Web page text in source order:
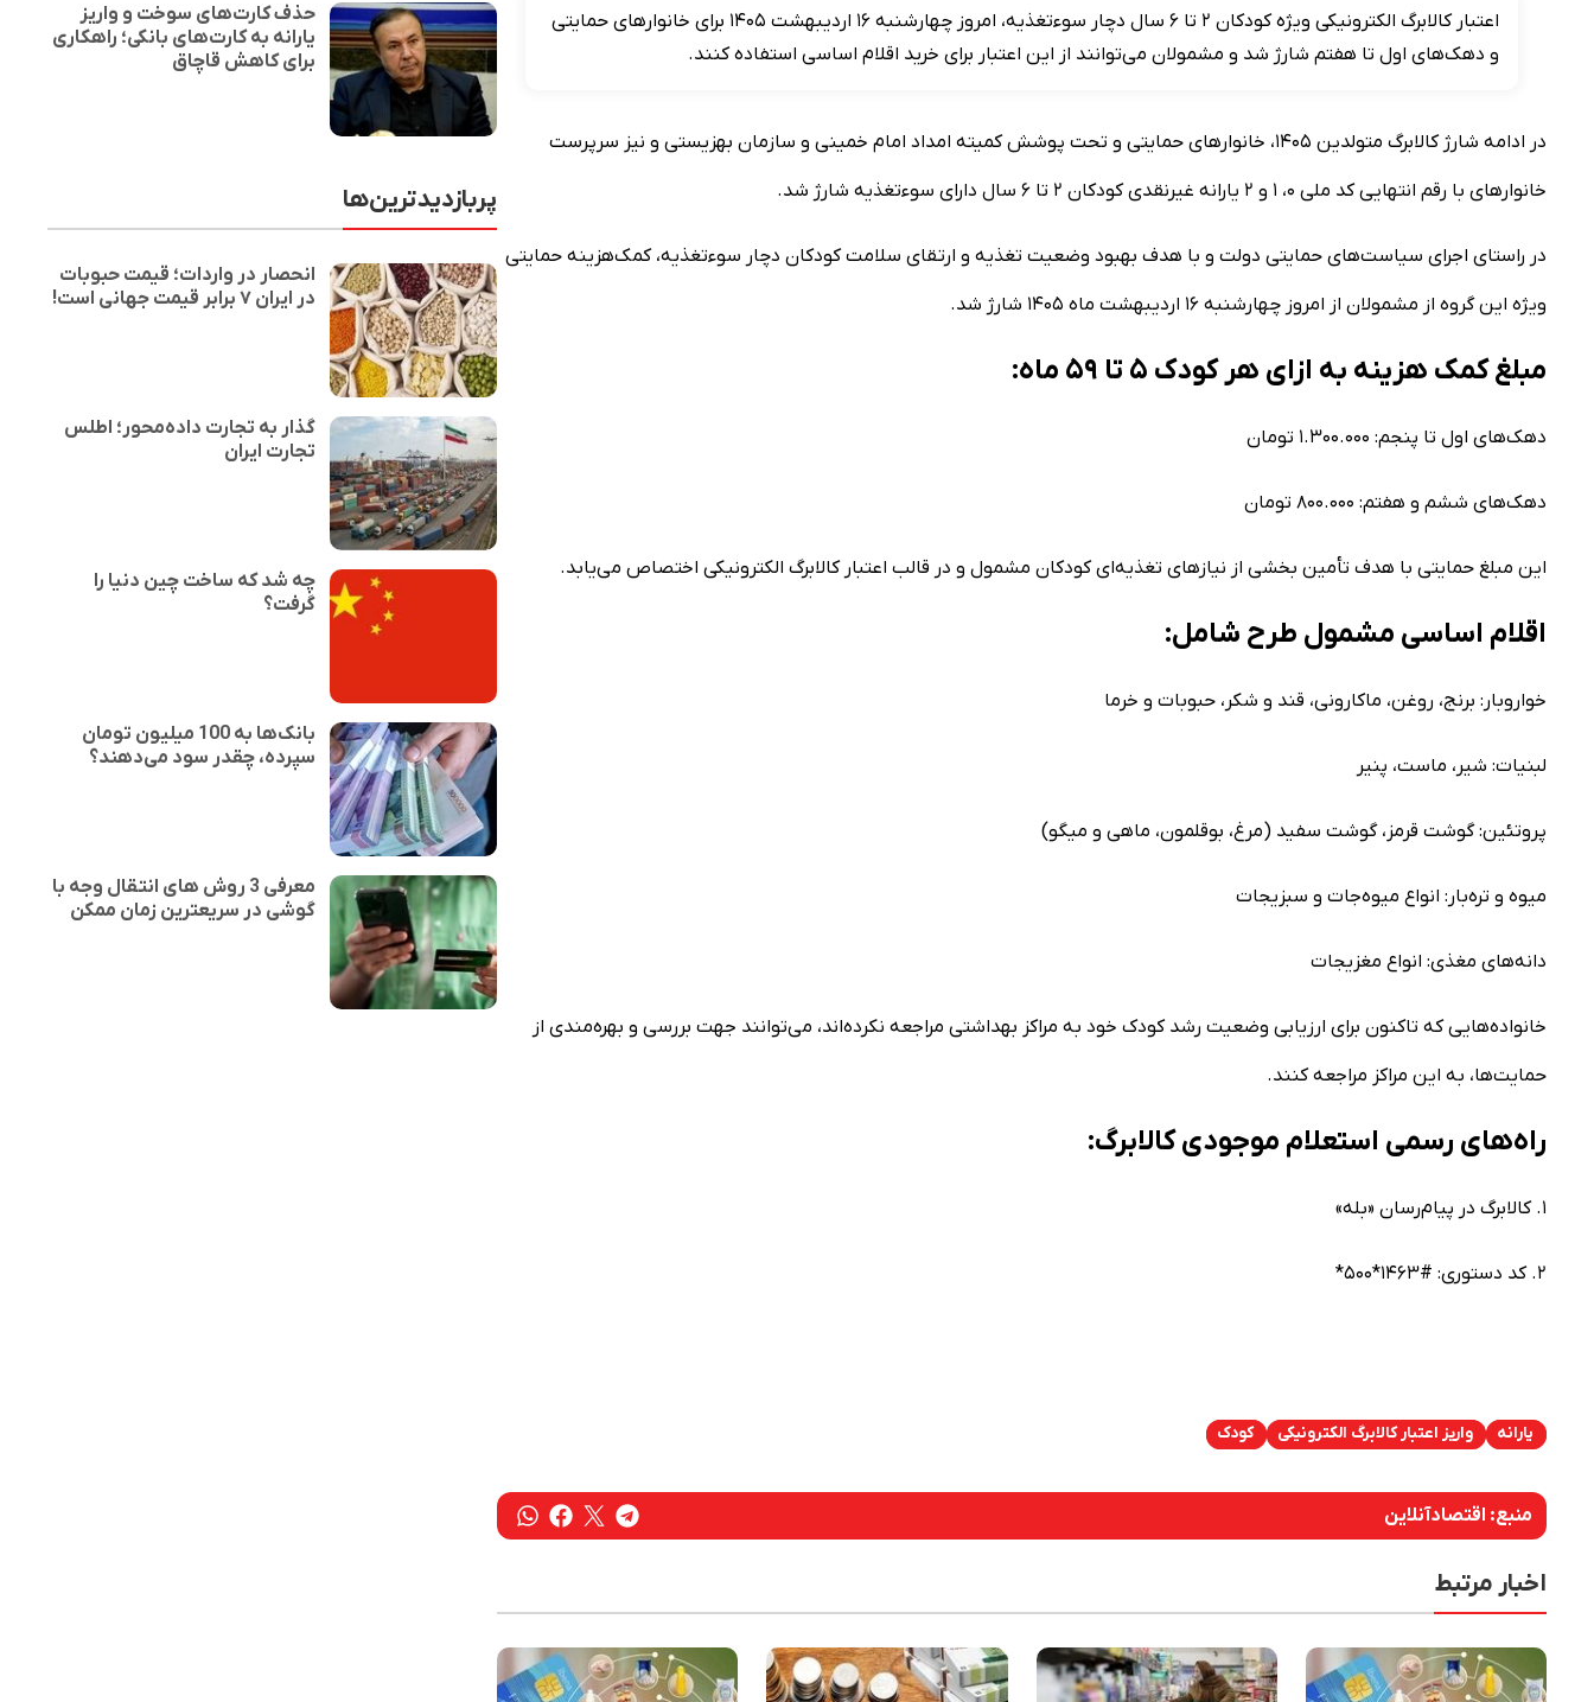
اعتبار کالابرگ الکترونیکی ویژه کودکان ۲ تا ۶ سال دچار سوءتغذیه، امروز چهارشنبه ۱۶ اردیبهشت ۱۴۰۵ برای خانوار‌های حمایتی
و دهک‌های اول تا هفتم شارژ شد و مشمولان می‌توانند از این اعتبار برای خرید اقلام اساسی استفاده کنند.
در ادامه شارژ کالابرگ متولدین ۱۴۰۵، خانوار‌های حمایتی و تحت پوشش کمیته امداد امام خمینی و سازمان بهزیستی و نیز سرپرست
خانوار‌های با رقم انتهایی کد ملی ۰، ۱ و ۲ یارانه غیرنقدی کودکان ۲ تا ۶ سال دارای سوءتغذیه شارژ شد.
در راستای اجرای سیاست‌های حمایتی دولت و با هدف بهبود وضعیت تغذیه و ارتقای سلامت کودکان دچار سوءتغذیه، کمک‌هزینه حمایتی
ویژه این گروه از مشمولان از امروز چهارشنبه ۱۶ اردیبهشت ماه ۱۴۰۵ شارژ شد.
مبلغ کمک هزینه به ازای هر کودک ۵ تا ۵۹ ماه:
دهک‌های اول تا پنجم: ۱.۳۰۰.۰۰۰ تومان
دهک‌های ششم و هفتم: ۸۰۰.۰۰۰ تومان
این مبلغ حمایتی با هدف تأمین بخشی از نیاز‌های تغذیه‌ای کودکان مشمول و در قالب اعتبار کالابرگ الکترونیکی اختصاص می‌یابد.
اقلام اساسی مشمول طرح شامل:
خواروبار: برنج، روغن، ماکارونی، قند و شکر، حبوبات و خرما
لبنیات: شیر، ماست، پنیر
پروتئین: گوشت قرمز، گوشت سفید (مرغ، بوقلمون، ماهی و میگو)
میوه و تره‌بار: انواع میوه‌جات و سبزیجات
دانه‌های مغذی: انواع مغزیجات
خانواده‌هایی که تاکنون برای ارزیابی وضعیت رشد کودک خود به مراکز بهداشتی مراجعه نکرده‌اند، می‌توانند جهت بررسی و بهره‌مندی از
حمایت‌ها، به این مراکز مراجعه کنند.
راه‌های رسمی استعلام موجودی کالابرگ:
۱. کالابرگ در پیام‌رسان «بله»
۲. کد دستوری: #۱۴۶۳*۵۰۰*
یارانه واریز اعتبار کالابرگ الکترونیکی کودک
منبع: اقتصادآنلاین
اخبار مرتبط
حذف کارت‌های سوخت و واریز
یارانه به کارت‌های بانکی؛ راهکاری
برای کاهش قاچاق
پربازدیدترین‌ها
انحصار در واردات؛ قیمت حبوبات
در ایران ۷ برابر قیمت جهانی است!
گذار به تجارت داده‌محور؛ اطلس
تجارت ایران
چه شد که ساخت چین دنیا را
گرفت؟
بانک‌ها به 100 میلیون تومان
سپرده، چقدر سود می‌دهند؟
معرفی 3 روش های انتقال وجه با
گوشی در سریعترین زمان ممکن